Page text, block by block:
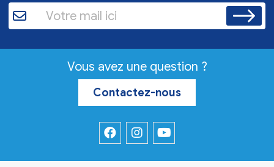
Vous avez une question ?
Contactez-nous